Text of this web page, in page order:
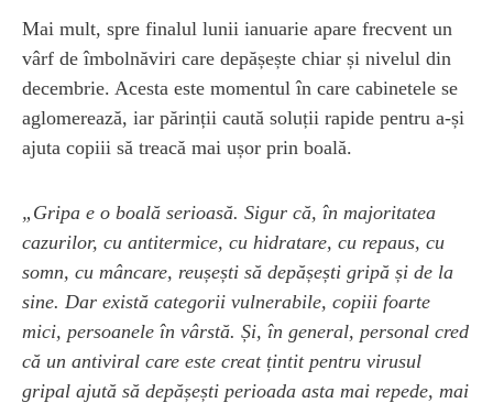
Mai mult, spre finalul lunii ianuarie apare frecvent un
vârf de îmbolnăviri care depășește chiar și nivelul din
decembrie. Acesta este momentul în care cabinetele se
aglomerează, iar părinții caută soluții rapide pentru a-și
ajuta copiii să treacă mai ușor prin boală.
„Gripa e o boală serioasă. Sigur că, în majoritatea
cazurilor, cu antitermice, cu hidratare, cu repaus, cu
somn, cu mâncare, reușești să depășești gripă și de la
sine. Dar există categorii vulnerabile, copiii foarte
mici, persoanele în vârstă. Și, în general, personal cred
că un antiviral care este creat țintit pentru virusul
gripal ajută să depășești perioada asta mai repede, mai